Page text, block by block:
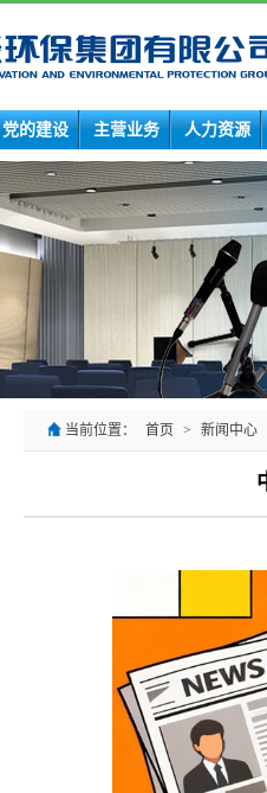
党的建设 主营业务 人力资源
当前位置： 首页 > 新闻中心